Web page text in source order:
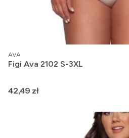
PRODUCENT
AVA
Figi Ava 2102 S-3XL
Cena
42,49 zł